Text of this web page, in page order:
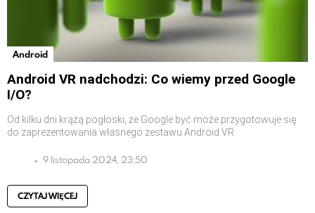
Android
Android VR nadchodzi: Co wiemy przed Google
I/O?
Od kilku dni krążą pogłoski, że Google być może przygotowuje się
do zaprezentowania własnego zestawu Android VR
9 listopada 2024, 23:50
CZYTAJ WIĘCEJ